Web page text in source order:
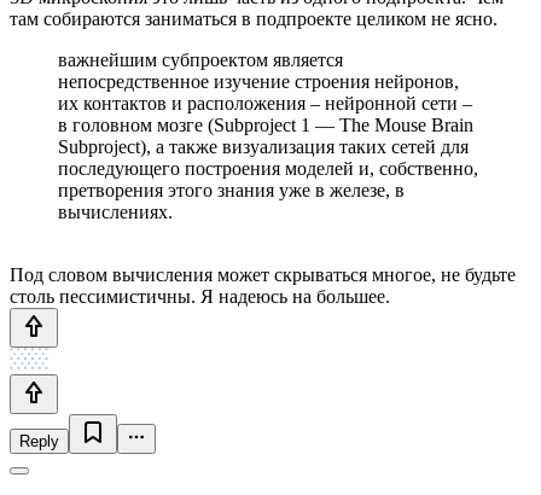
там собираются заниматься в подпроекте целиком не ясно.
важнейшим субпроектом является
непосредственное изучение строения нейронов,
их контактов и расположения – нейронной сети –
в головном мозге (Subproject 1 — The Mouse Brain
Subproject), а также визуализация таких сетей для
последующего построения моделей и, собственно,
претворения этого знания уже в железе, в
вычислениях.
Под словом вычисления может скрываться многое, не будьте
столь пессимистичны. Я надеюсь на большее.
Reply